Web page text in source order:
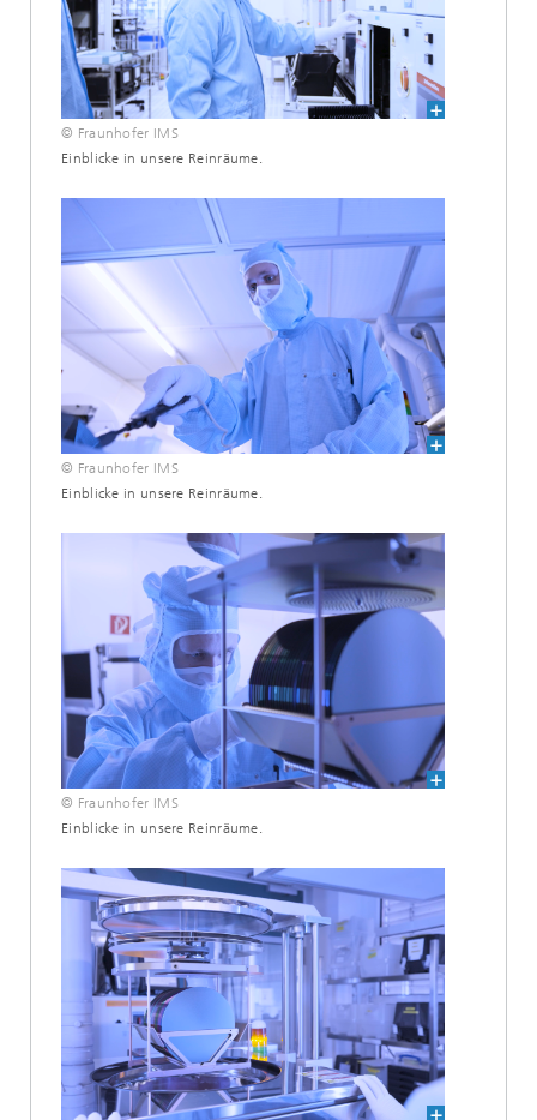
© Fraunhofer IMS
Einblicke in unsere Reinräume.
© Fraunhofer IMS
Einblicke in unsere Reinräume.
© Fraunhofer IMS
Einblicke in unsere Reinräume.